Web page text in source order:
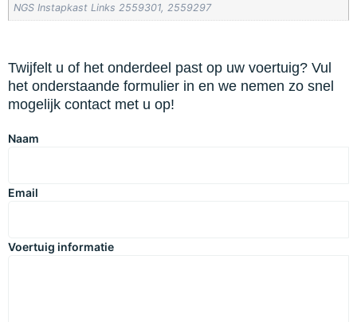
NGS Instapkast Links 2559301, 2559297
Twijfelt u of het onderdeel past op uw voertuig? Vul
het onderstaande formulier in en we nemen zo snel
mogelijk contact met u op!
Naam
Email
Voertuig informatie